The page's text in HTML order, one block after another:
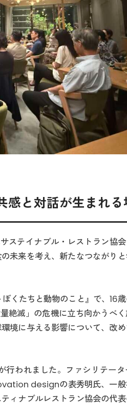
感と対話が生まれる
ステイナブル・レストラン協
未来を考え、新たなつながり
くたちと動物のこと』で、16
絶滅」の危機に立ち向かうべ
境に与える影響について、改
行われました。ファシリテー
designの表秀明氏、一般
ィナブルレストラン協会の代